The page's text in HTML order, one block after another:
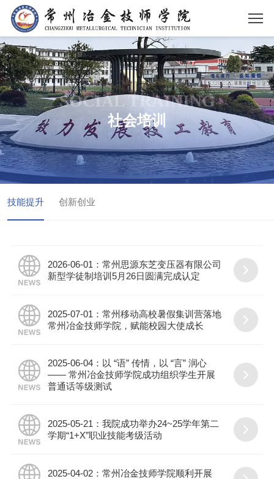
SOCIAL TRAINING
社会培训
技能提升 创新创业
2026-06-01：常州思源东芝变压器有限公司
新型学徒制培训5月26日圆满完成认定
2025-07-01：常州移动高校暑假集训营落地
常州冶金技师学院，赋能校园大使成长
2025-06-04：以 “语” 传情，以 “言” 润心
—— 常州冶金技师学院成功组织学生开展
普通话等级测试
2025-05-21：我院成功举办24~25学年第二
学期“1+X”职业技能考级活动
2025-04-02：常州冶金技师学院顺利开展